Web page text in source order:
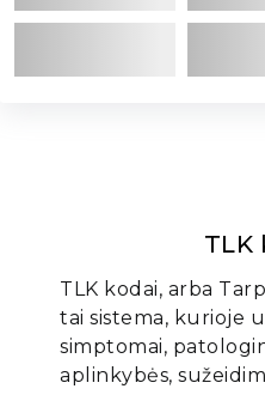
TLK
TLK kodai, arba
tai sistema, kurioje
simptomai,
aplinkybės,